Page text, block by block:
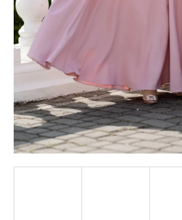
e
n
á
s
ť
?